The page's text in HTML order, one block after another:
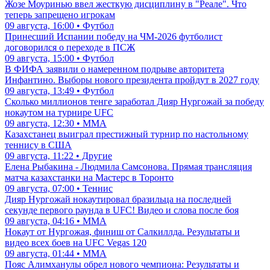
Жозе Моуринью ввел жесткую дисциплину в "Реале". Что
теперь запрещено игрокам
09 августа, 16:00 • Футбол
Принесший Испании победу на ЧМ-2026 футболист
договорился о переходе в ПСЖ
09 августа, 15:00 • Футбол
В ФИФА заявили о намеренном подрыве авторитета
Инфантино. Выборы нового президента пройдут в 2027 году
09 августа, 13:49 • Футбол
Сколько миллионов тенге заработал Дияр Нургожай за победу
нокаутом на турнире UFC
09 августа, 12:30 • ММА
Казахстанец выиграл престижный турнир по настольному
теннису в США
09 августа, 11:22 • Другие
Елена Рыбакина - Людмила Самсонова. Прямая трансляция
матча казахстанки на Мастерс в Торонто
09 августа, 07:00 • Теннис
Дияр Нургожай нокаутировал бразильца на последней
секунде первого раунда в UFC! Видео и слова после боя
09 августа, 04:16 • ММА
Нокаут от Нургожая, финиш от Салкиллда. Результаты и
видео всех боев на UFC Vegas 120
09 августа, 01:44 • ММА
Пояс Алимханулы обрел нового чемпиона: Результаты и